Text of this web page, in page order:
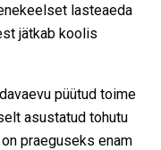
lasteaeda
jätkab koolis
püütud toime
asustatud tohutu
praeguseks enam